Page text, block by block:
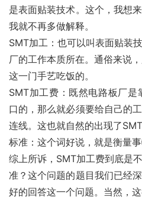
是表面贴装技术。这个，我想
我就不再多做解释。
SMT加工：也可以叫表面贴装
厂的工作本质所在。通俗来说
这一门手艺吃饭的。
SMT加工费：既然电路板厂
口的，那么就必须要给自己的
连线。这也就自然的出现了SMT
标准：这个词好说，就是衡量事
综上所诉，SMT加工费到底是
准？这个问题的题目我们已经
好的回答这一个问题。当然，